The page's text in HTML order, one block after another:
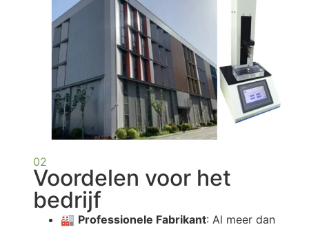
02
Voordelen voor het
bedrijf
🏭 Professionele Fabrikant: Al meer dan